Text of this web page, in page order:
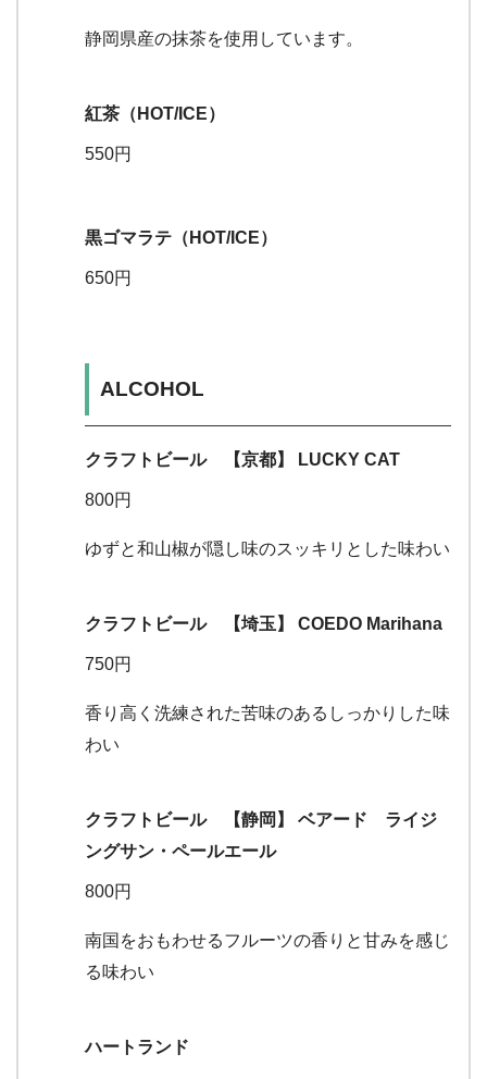
静岡県産の抹茶を使用しています。
紅茶（HOT/ICE）
550円
黒ゴマラテ（HOT/ICE）
650円
ALCOHOL
クラフトビール 【京都】 LUCKY CAT
800円
ゆずと和山椒が隠し味のスッキリとした味わい
クラフトビール 【埼玉】 COEDO Marihana
750円
香り高く洗練された苦味のあるしっかりした味
わい
クラフトビール 【静岡】 ベアード ライジ
ングサン・ペールエール
800円
南国をおもわせるフルーツの香りと甘みを感じ
る味わい
ハートランド